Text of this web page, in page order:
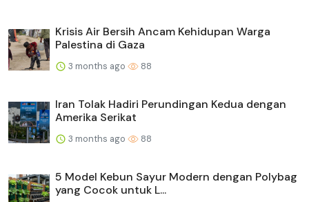
Krisis Air Bersih Ancam Kehidupan Warga
Palestina di Gaza
3 months ago 88
Iran Tolak Hadiri Perundingan Kedua dengan
Amerika Serikat
3 months ago 88
5 Model Kebun Sayur Modern dengan Polybag
yang Cocok untuk L...